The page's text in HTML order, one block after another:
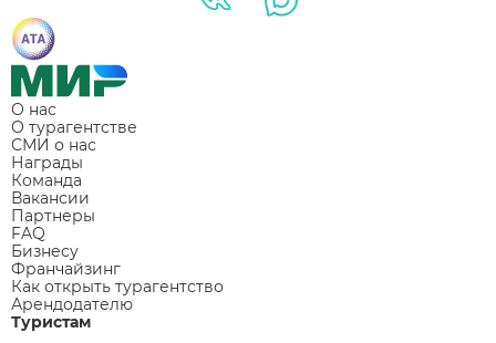
О нас
О турагентстве
СМИ о нас
Награды
Команда
Вакансии
Партнеры
FAQ
Бизнесу
Франчайзинг
Как открыть турагентство
Арендодателю
Туристам